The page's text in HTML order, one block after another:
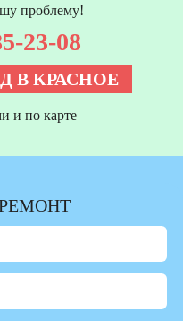
проблему!
23-08
В КРАСНОЕ
и по карте